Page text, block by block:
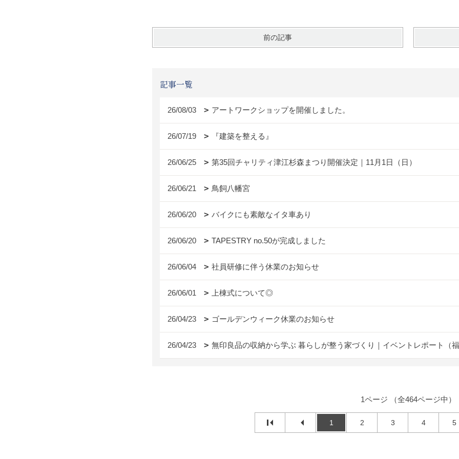
前の記事
記事一覧
26/08/03 アートワークショップを開催しました。
26/07/19 『建築を整える』
26/06/25 第35回チャリティ津江杉森まつり開催決定｜11月1日（日）
26/06/21 鳥飼八幡宮
26/06/20 バイクにも素敵なイタ車あり
26/06/20 TAPESTRY no.50が完成しました
26/06/04 社員研修に伴う休業のお知らせ
26/06/01 上棟式について◎
26/04/23 ゴールデンウィーク休業のお知らせ
26/04/23 無印良品の収納から学ぶ 暮らしが整う家づくり｜イベントレポート（
1ページ （全464ページ中）
1 2 3 4 5